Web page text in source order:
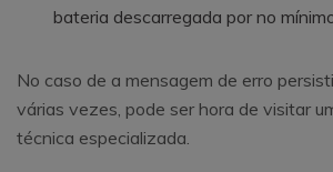
bateria descarregada por no
No caso de a mensagem de erro
várias vezes, pode ser hora de visitar
técnica especializada.